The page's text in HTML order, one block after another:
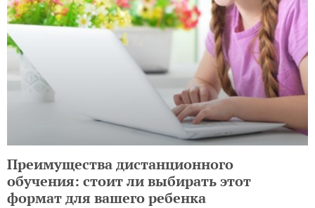
Преимущества дистанционного
обучения: стоит ли выбирать этот
формат для вашего ребенка